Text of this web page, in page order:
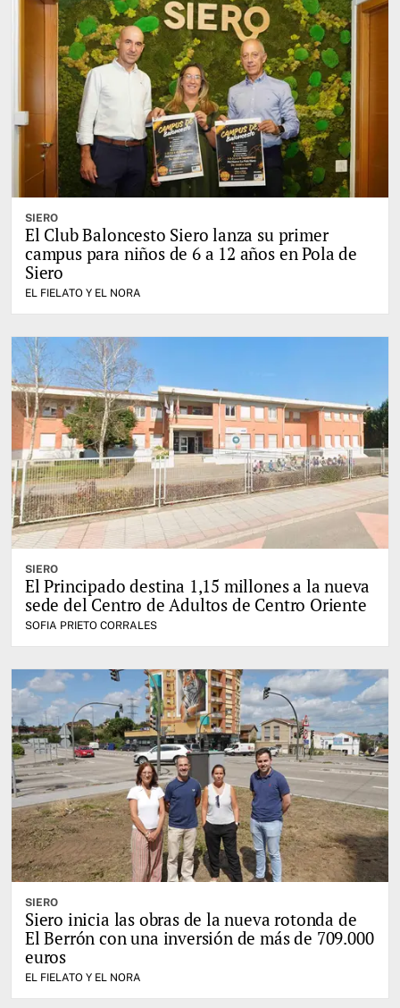
SIERO
El Club Baloncesto Siero lanza su primer
campus para niños de 6 a 12 años en Pola de
Siero
EL FIELATO Y EL NORA
SIERO
El Principado destina 1,15 millones a la nueva
sede del Centro de Adultos de Centro Oriente
SOFIA PRIETO CORRALES
SIERO
Siero inicia las obras de la nueva rotonda de
El Berrón con una inversión de más de 709.000
euros
EL FIELATO Y EL NORA